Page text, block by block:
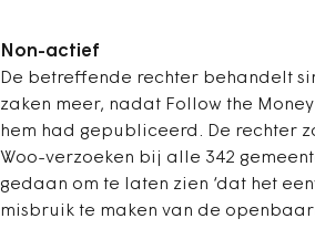
Non-actief
De betreffende rechter behandelt
zaken meer, nadat Follow the
hem had gepubliceerd. De rechter
Woo-verzoeken bij alle 342
gedaan om te laten zien ‘dat het
misbruik te maken van de